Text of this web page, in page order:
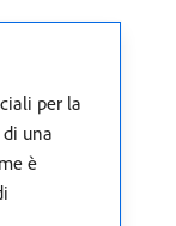
per la
una
è